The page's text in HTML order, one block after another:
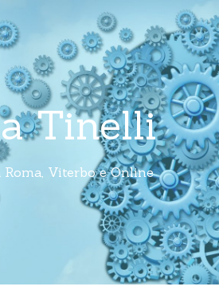
Tinelli
Roma, Viterbo e Online